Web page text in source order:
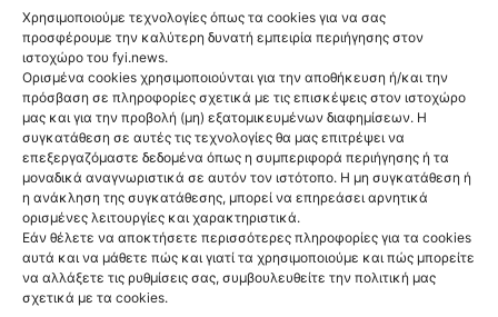
Χρησιμοποιούμε τεχνολογίες όπως τα cookies για να σας
προσφέρουμε την καλύτερη δυνατή εμπειρία περιήγησης στον
ιστοχώρο του fyi.news.
Ορισμένα cookies χρησιμοποιούνται για την αποθήκευση ή/και την
πρόσβαση σε πληροφορίες σχετικά με τις επισκέψεις στον ιστοχώρο
μας και για την προβολή (μη) εξατομικευμένων διαφημίσεων. Η
συγκατάθεση σε αυτές τις τεχνολογίες θα μας επιτρέψει να
επεξεργαζόμαστε δεδομένα όπως η συμπεριφορά περιήγησης ή τα
μοναδικά αναγνωριστικά σε αυτόν τον ιστότοπο. Η μη συγκατάθεση ή
η ανάκληση της συγκατάθεσης, μπορεί να επηρεάσει αρνητικά
ορισμένες λειτουργίες και χαρακτηριστικά.
Εάν θέλετε να αποκτήσετε περισσότερες πληροφορίες για τα cookies
αυτά και να μάθετε πώς και γιατί τα χρησιμοποιούμε και πώς μπορείτε
να αλλάξετε τις ρυθμίσεις σας, συμβουλευθείτε την πολιτική μας
σχετικά με τα cookies.
CULTURE
Sunset
Frequencies
tuned by
Hendrick’s Gin
στο ΚΠΙΣΝ